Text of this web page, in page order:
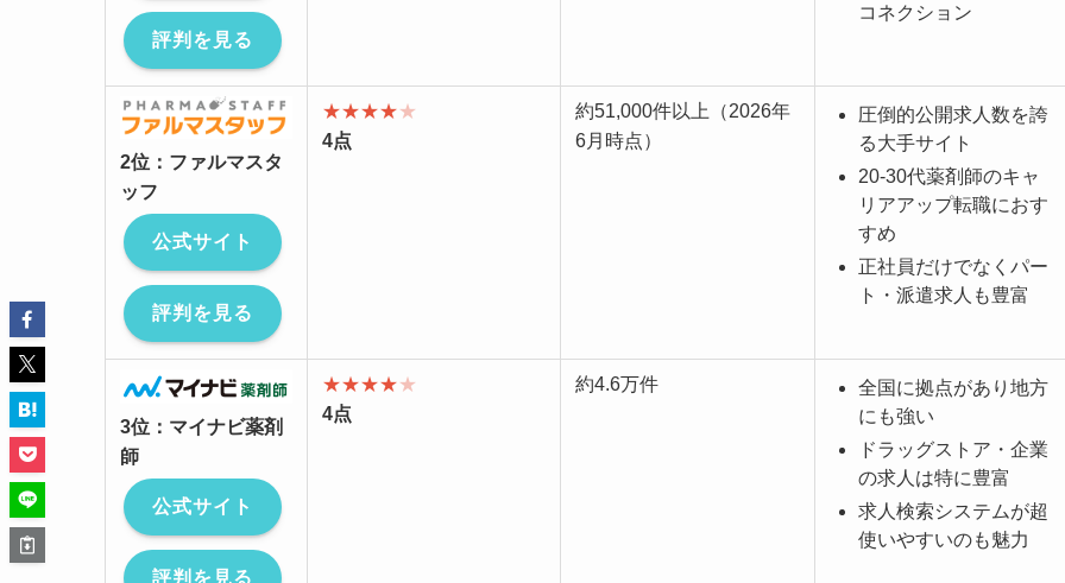
評判を見る
コネクション
2位：ファルマスタ
ッフ
公式サイト
評判を見る
★★★★★
4点
約51,000件以上（2026年
6月時点）
圧倒的公開求人数を誇
る大手サイト
20-30代薬剤師のキャ
リアアップ転職におす
すめ
正社員だけでなくパー
ト・派遣求人も豊富
3位：マイナビ薬剤
師
公式サイト
評判を見る
★★★★★
4点
約4.6万件
全国に拠点があり地方
にも強い
ドラッグストア・企業
の求人は特に豊富
求人検索システムが超
使いやすいのも魅力